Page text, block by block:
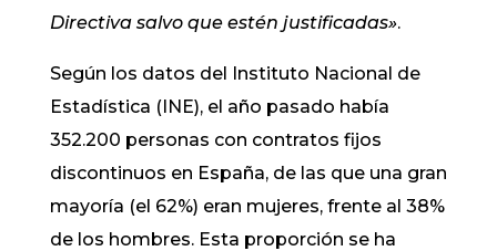
Directiva salvo que estén justificadas».
Según los datos del Instituto Nacional de
Estadística (INE), el año pasado había
352.200 personas con contratos fijos
discontinuos en España, de las que una gran
mayoría (el 62%) eran mujeres, frente al 38%
de los hombres. Esta proporción se ha